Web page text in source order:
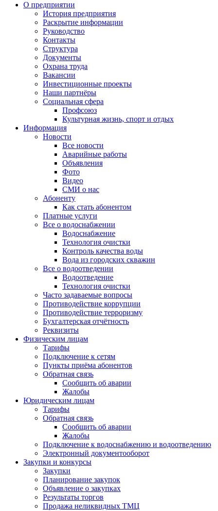
О предприятии
История предприятия
Раскрытие информации
Руководство
Контакты
Структура
Документы
Охрана труда
Вакансии
Инвестиционные проекты
Наши партнёры
Социальная сфера
Профсоюз
Культурная жизнь, спорт и отдых
Информация
Новости
Все новости
Аварийные работы
Объявления
Фото
Видео
СМИ о нас
Абоненту
Как стать абонентом
Платные услуги
Все о водоснабжении
Водоснабжение
Технология очистки
Контроль качества воды
Вода из городских скважин
Все о водоотведении
Водоотведение
Технология очистки
Часто задаваемые вопросы
Противодействие коррупции
Противодействие терроризму
Бухгалтерская отчётность
Реквизиты
Физическим лицам
Тарифы
Подключение к сетям
Пункты приёма абонентов
Обратная связь
Сообщить об аварии
Жалобы
Юридическим лицам
Тарифы
Обратная связь
Сообщить об аварии
Жалобы
Подключение к водоснабжению и водоотведению
Электронный документооборот
Закупки и конкурсы
Закупки
Планирование закупок
Объявление о закупках
Результаты торгов
Продажа неликвидных ТМЦ